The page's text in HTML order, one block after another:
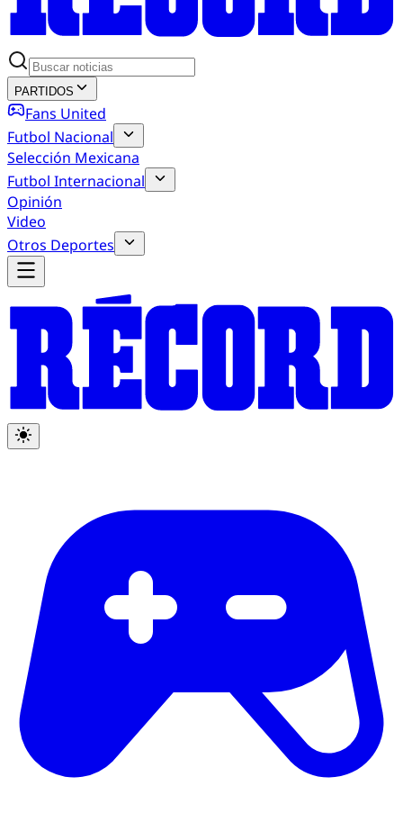
PARTIDOS
Fans United
Futbol Nacional
Selección Mexicana
Futbol Internacional
Opinión
Video
Otros Deportes